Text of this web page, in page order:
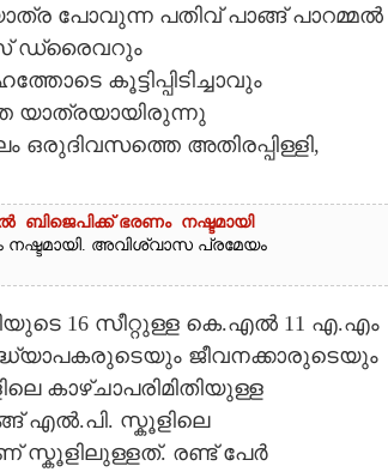
പോവുന്ന പതിവ് പാങ്ങ് പാറമ്മൽ
ഡ്രൈവറും
കൂട്ടിപ്പിടിച്ചാവും
യാത്രയായിരുന്നു
ഒരുദിവസത്തെ അതിരപ്പിള്ളി,
ഭരണം നഷ്ടമായി
നഷ്ടമായി. അവിശ്വാസ പ്രമേയം
16 സീറ്റുള്ള കെ.എൽ 11 എ.എം
ജീവനക്കാരുടെയും
കാഴ്ചാപരിമിതിയുള്ള
എൽ.പി. സ്കൂളിലെ
സ്കൂളിലുള്ളത്. രണ്ട് പേർ